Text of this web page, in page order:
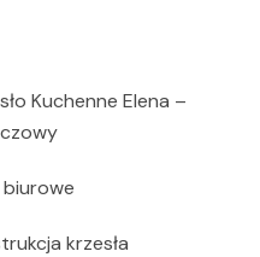
Kuchenne Elena –
biurowe
krzesła